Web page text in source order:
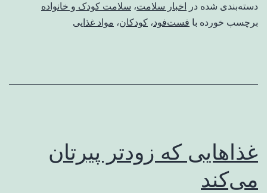
یک
دسته‌بندی شده در
اخبار سلامت، سلامت کودک‌ و خانواده
برچسب خورده با فست‌فود، کودکان، مواد غذایی
غذاهایی که زودتر پیرتان
می‌کند